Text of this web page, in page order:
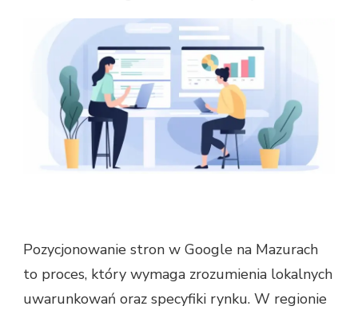
Pozycjonowanie stron w Google na Mazurach
to proces, który wymaga zrozumienia lokalnych
uwarunkowań oraz specyfiki rynku. W regionie